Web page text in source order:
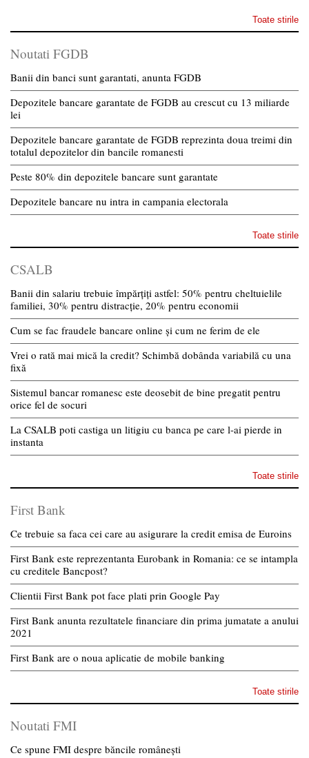
Toate stirile
Noutati FGDB
Banii din banci sunt garantati, anunta FGDB
Depozitele bancare garantate de FGDB au crescut cu 13 miliarde
lei
Depozitele bancare garantate de FGDB reprezinta doua treimi din
totalul depozitelor din bancile romanesti
Peste 80% din depozitele bancare sunt garantate
Depozitele bancare nu intra in campania electorala
Toate stirile
CSALB
Banii din salariu trebuie împărțiți astfel: 50% pentru cheltuielile
familiei, 30% pentru distracție, 20% pentru economii
Cum se fac fraudele bancare online și cum ne ferim de ele
Vrei o rată mai mică la credit? Schimbă dobânda variabilă cu una
fixă
Sistemul bancar romanesc este deosebit de bine pregatit pentru
orice fel de socuri
La CSALB poti castiga un litigiu cu banca pe care l-ai pierde in
instanta
Toate stirile
First Bank
Ce trebuie sa faca cei care au asigurare la credit emisa de Euroins
First Bank este reprezentanta Eurobank in Romania: ce se intampla
cu creditele Bancpost?
Clientii First Bank pot face plati prin Google Pay
First Bank anunta rezultatele financiare din prima jumatate a anului
2021
First Bank are o noua aplicatie de mobile banking
Toate stirile
Noutati FMI
Ce spune FMI despre băncile românești